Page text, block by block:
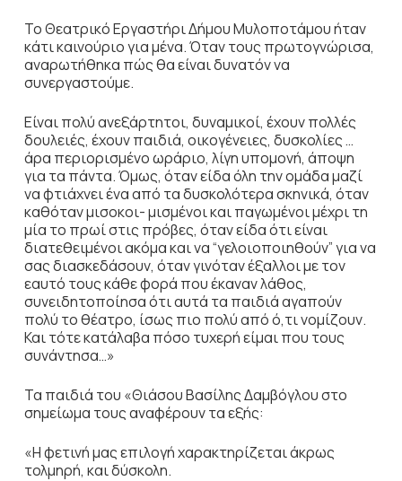
Το Θεατρικό Εργαστήρι Δήμου Μυλοποτάμου ήταν
κάτι καινούριο για μένα. Όταν τους πρωτογνώρισα,
αναρωτήθηκα πώς θα είναι δυνατόν να
συνεργαστούμε.
Είναι πολύ ανεξάρτητοι, δυναμικοί, έχουν πολλές
δουλειές, έχουν παιδιά, οικογένειες, δυσκολίες …
άρα περιορισμένο ωράριο, λίγη υπομονή, άποψη
για τα πάντα. Όμως, όταν είδα όλη την ομάδα μαζί
να φτιάχνει ένα από τα δυσκολότερα σκηνικά, όταν
καθόταν μισοκοι- μισμένοι και παγωμένοι μέχρι τη
μία το πρωί στις πρόβες, όταν είδα ότι είναι
διατεθειμένοι ακόμα και να “γελοιοποιηθούν” για να
σας διασκεδάσουν, όταν γινόταν έξαλλοι με τον
εαυτό τους κάθε φορά που έκαναν λάθος,
συνειδητοποίησα ότι αυτά τα παιδιά αγαπούν
πολύ το θέατρο, ίσως πιο πολύ από ό,τι νομίζουν.
Και τότε κατάλαβα πόσο τυχερή είμαι που τους
συνάντησα…»
Τα παιδιά του «Θιάσου Βασίλης Δαμβόγλου στο
σημείωμα τους αναφέρουν τα εξής:
«Η φετινή μας επιλογή χαρακτηρίζεται άκρως
τολμηρή, και δύσκολη.